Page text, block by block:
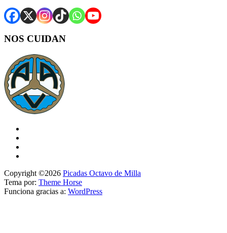
NOS CUIDAN
Copyright ©2026 Picadas Octavo de Milla
Tema por: Theme Horse
Funciona gracias a: WordPress